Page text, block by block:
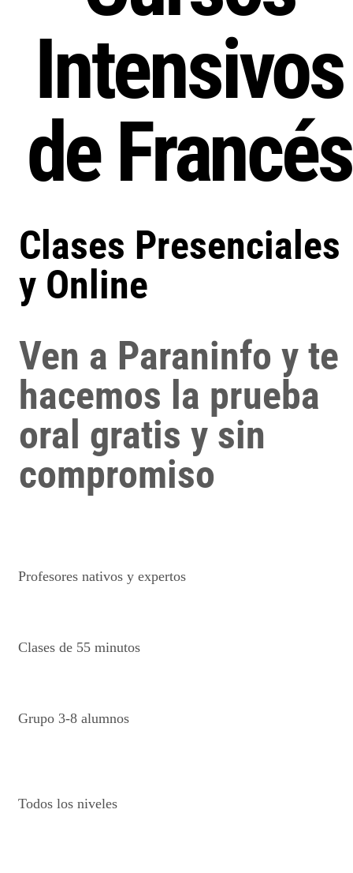
Intensivos
de Francés
Clases Presenciales
y Online
Ven a Paraninfo y te
hacemos la prueba
oral gratis y sin
compromiso
Profesores nativos y expertos
Clases de 55 minutos
Grupo 3-8 alumnos
Todos los niveles